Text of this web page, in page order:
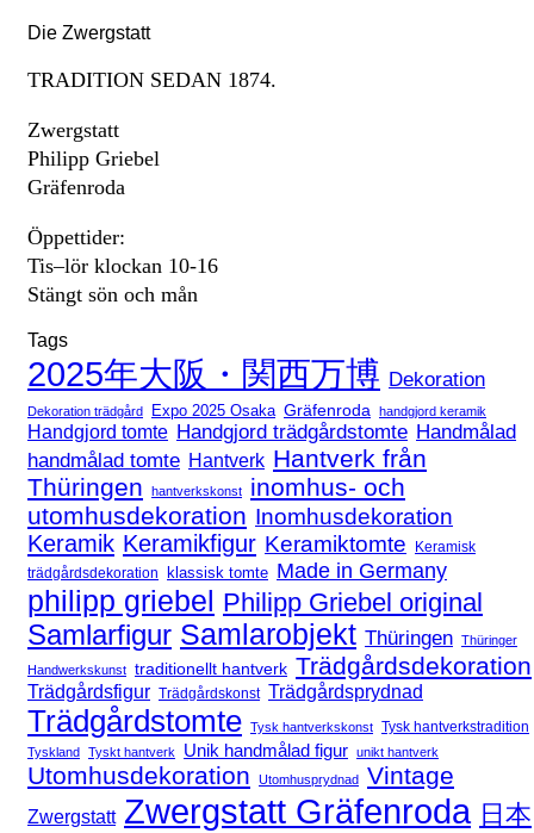
Die Zwergstatt
TRADITION SEDAN 1874.
Zwergstatt
Philipp Griebel
Gräfenroda
Öppettider:
Tis–lör klockan 10-16
Stängt sön och mån
Tags
2025年大阪・関西万博 Dekoration
Dekoration trädgård Expo 2025 Osaka Gräfenroda handgjord keramik
Handgjord tomte Handgjord trädgårdstomte Handmålad
handmålad tomte Hantverk Hantverk från
Thüringen
hantverkskonst
inomhus- och
utomhusdekoration Inomhusdekoration
Keramik Keramikfigur Keramiktomte
Keramisk
trädgårdsdekoration
klassisk tomte Made in Germany
philipp griebel Philipp Griebel original
Samlarfigur Samlarobjekt Thüringen Thüringer
Handwerkskunst traditionellt hantverk Trädgårdsdekoration
Trädgårdsfigur Trädgårdskonst Trädgårdsprydnad
Trädgårdstomte Tysk hantverkskonst Tysk hantverkstradition
Tyskland Tyskt hantverk Unik handmålad figur unikt hantverk
Utomhusdekoration Utomhusprydnad Vintage
Zwergstatt Zwergstatt Gräfenroda 日本